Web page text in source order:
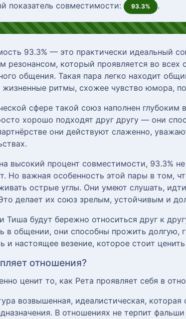
показатель совместимости: 93.3% .
93.3% — это практически идеальный
резонансом, который проявляется во
общения. Такая пара легко находит
жизненные ритмы, схожее чувство юмора,
сфере такой союз наполнен
хорошо подходят друг другу — они
они действуют слаженно,
высокий процент совместимости, 93.3%
Но важная особенность этой пары в том,
острые углы. Они умеют слушать,
делает их союз зрелым, устойчивым и
Тиша будут бережно относиться друг к
в общении, они способны прожить долгую,
и настоящее везение, которое стоит ценить
отношения?
ценит то, как Рета проявляет себя в
возвышенная, идеалистическая,
В отношениях не терпит